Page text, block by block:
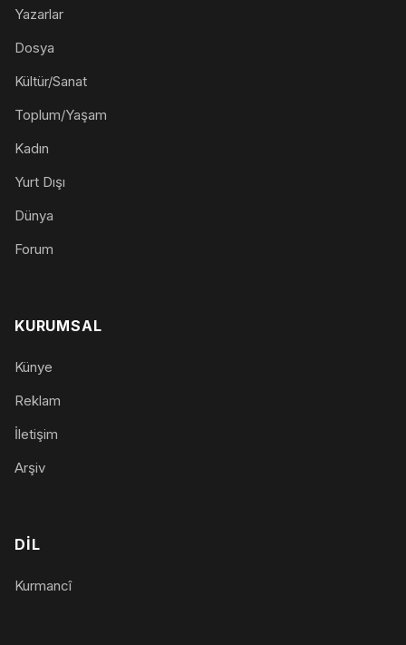
Yazarlar
Dosya
Kültür/Sanat
Toplum/Yaşam
Kadın
Yurt Dışı
Dünya
Forum
KURUMSAL
Künye
Reklam
İletişim
Arşiv
DIL
Kurmancî